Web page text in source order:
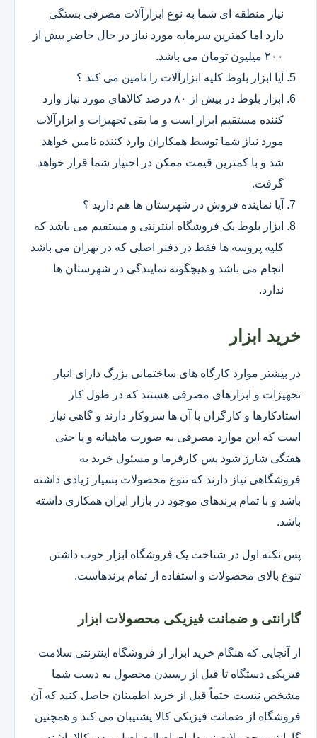
نیاز منطقه ای شما به نوع ابزارآلات مصرفی بستگی
دارد اما کمترین سرمایه مورد نیاز در حال حاضر بیش از
۲۰۰ میلیون تومان می باشد.
آیا ابزار بلوط کلیه ابزارآلات را تامین می کند ؟
ابزار بلوط در بیش از ۸۰ درصد کالاهای مورد نیاز وارد
کننده مستقیم ابزار است و ما بقی تجهیزات و ابزارآلات
مورد نیاز شما توسط همکاران وارد کننده تامین خواهد
شد و با کمترین قیمت ممکن در اختیار شما قرار خواهد
گرفت.
آیا نماینده فروش در شهرستان ها هم دارید ؟
ابزار بلوط یک فروشگاه اینترنتی و مستقیم می باشد که
کلیه پروسه ها فقط در دفتر اصلی که در تهران می باشد
انجام می باشد و هیچگونه نمایندگی در شهرستان ها
ندارد.
خرید ابزار
در بیشتر موارد کارگاه های ساختمانی بزرگ دارای انبار
تجهیزات و ابزارهای مصرفی هستند که در طول کار
استادکارها و کارگران با آن ها سروکار دارند و گاهی نیاز
است که این موارد مصرفی به صورت ماهیانه و یا حتی
هفتگی شارژ شود پس کارفرما و مسئول خرید به
فروشگاهی نیاز دارند که تنوع محصولات بسیار زیادی داشته
باشد و با تمام برندهای موجود در بازار ایران همکاری داشته
باشد.
پس نکته اول در شناخت یک فروشگاه ابزار خوب داشتن
تنوع بالای محصولات و استفاده از تمام برندهاست.
گارانتی و ضمانت فیزیکی محصولات ابزار
از آنجایی که هنگام خرید ابزار از فروشگاه اینترنتی سلامت
فیزیکی دستگاه تا قبل از رسیدن محصول به دست شما
مشخص نیست حتماً قبل از خرید اطمینان حاصل کنید که آن
فروشگاه از ضمانت فیزیکی کالا پشتیبان می کند و همچنین